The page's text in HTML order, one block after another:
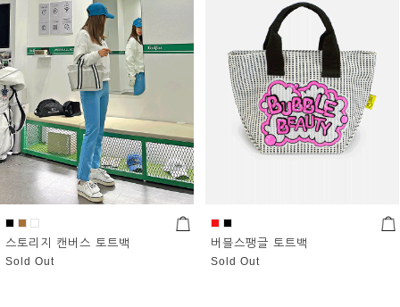
스토리지 캔버스 토트백
Sold Out
버블스팽글 토트백
Sold Out